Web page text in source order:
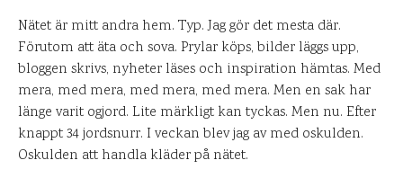
Nätet är mitt andra hem. Typ. Jag gör det mesta där.
Förutom att äta och sova. Prylar köps, bilder läggs upp,
bloggen skrivs, nyheter läses och inspiration hämtas. Med
mera, med mera, med mera, med mera. Men en sak har
länge varit ogjord. Lite märkligt kan tyckas. Men nu. Efter
knappt 34 jordsnurr. I veckan blev jag av med oskulden.
Oskulden att handla kläder på nätet.